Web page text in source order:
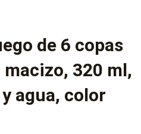
de 6 copas
320 ml,
agua, color